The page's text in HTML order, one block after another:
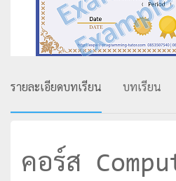
รายละเอียดบทเรียน บทเรียน
คอร์ส